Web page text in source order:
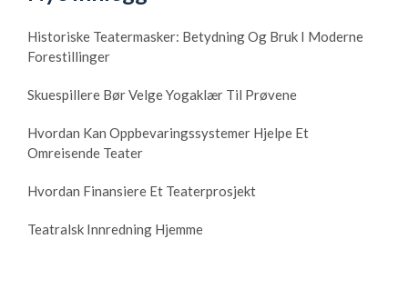
Historiske Teatermasker: Betydning Og Bruk I Moderne
Forestillinger
Skuespillere Bør Velge Yogaklær Til Prøvene
Hvordan Kan Oppbevaringssystemer Hjelpe Et
Omreisende Teater
Hvordan Finansiere Et Teaterprosjekt
Teatralsk Innredning Hjemme